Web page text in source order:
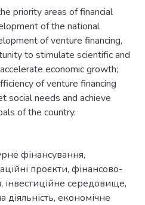
priority areas of financial
of the national
of venture financing,
to stimulate scientific and
economic growth;
of venture financing
social needs and achieve
of the country.
фінансування,
проєкти, фінансово-
, інвестиційне середовище,
діяльність, економічне